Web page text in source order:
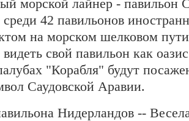
морской лайнер - павильон
42 павильонов
на морском шелковом пути
видеть свой павильон как
"Корабля" будут
Саудовской Аравии.
Нидерландов --